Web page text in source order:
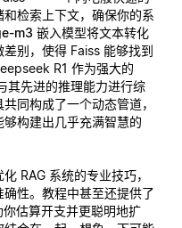
检索上下文，确保你的系
m3 嵌入模型将文本转化
别，使得 Faiss 能够找到
R1 作为强大的
其先进的推理能力进行综
同构成了一个动态管道，
构建出几乎充满智慧的
RAG 系统的专业技巧，
性。教程中甚至还提供了
你估算开支并更聪明地扩